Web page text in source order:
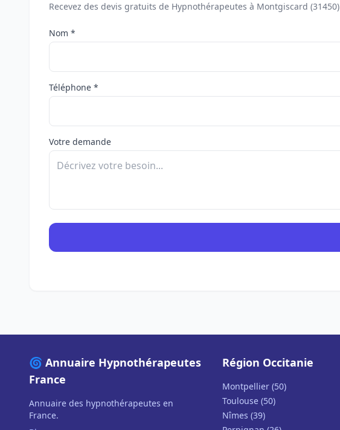
Recevez des devis gratuits de Hypnothérapeutes à Montgiscard (31450)
Nom *
Téléphone *
Votre demande
🌀 Annuaire Hypnothérapeutes
France
Annuaire des hypnothérapeutes en
France.
Région Occitanie
Montpellier (50)
Toulouse (50)
Nîmes (39)